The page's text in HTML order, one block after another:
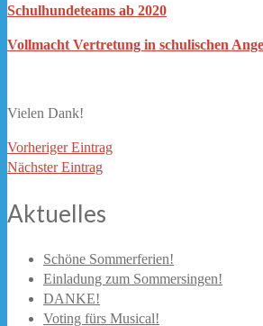
Schulhundeteams ab 2020
Vollmacht Vertretung in schulischen
Vielen Dank!
Vorheriger Eintrag
Nächster Eintrag
Aktuelles
Schöne Sommerferien!
Einladung zum Sommersingen!
DANKE!
Voting fürs Musical!